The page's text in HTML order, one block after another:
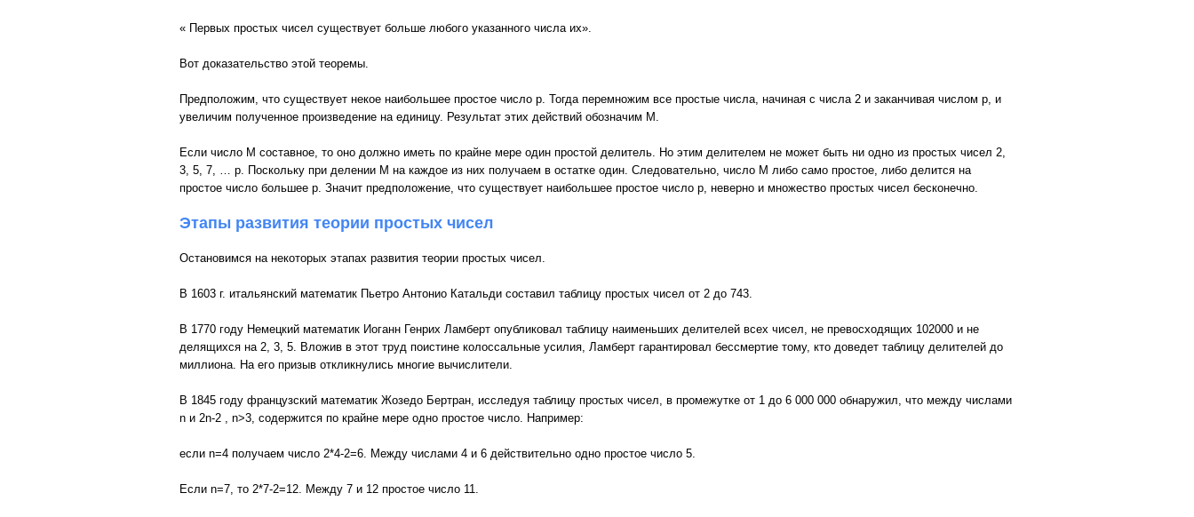
« Первых простых чисел существует больше любого указанного числа их».
Вот доказательство этой теоремы.
Предположим, что существует некое наибольшее простое число p. Тогда перемножим все простые числа, начиная с числа 2 и заканчивая числом p, и
увеличим полученное произведение на единицу. Результат этих действий обозначим M.
Если число M составное, то оно должно иметь по крайне мере один простой делитель. Но этим делителем не может быть ни одно из простых чисел 2,
3, 5, 7, … p. Поскольку при делении M на каждое из них получаем в остатке один. Следовательно, число M либо само простое, либо делится на
простое число большее p. Значит предположение, что существует наибольшее простое число p, неверно и множество простых чисел бесконечно.
Этапы развития теории простых чисел
Остановимся на некоторых этапах развития теории простых чисел.
В 1603 г. итальянский математик Пьетро Антонио Катальди составил таблицу простых чисел от 2 до 743.
В 1770 году Немецкий математик Иоганн Генрих Ламберт опубликовал таблицу наименьших делителей всех чисел, не превосходящих 102000 и не
делящихся на 2, 3, 5. Вложив в этот труд поистине колоссальные усилия, Ламберт гарантировал бессмертие тому, кто доведет таблицу делителей до
миллиона. На его призыв откликнулись многие вычислители.
В 1845 году французский математик Жозедо Бертран, исследуя таблицу простых чисел, в промежутке от 1 до 6 000 000 обнаружил, что между числами
n и 2n-2 , n>3, содержится по крайне мере одно простое число. Например:
если n=4 получаем число 2*4-2=6. Между числами 4 и 6 действительно одно простое число 5.
Если n=7, то 2*7-2=12. Между 7 и 12 простое число 11.